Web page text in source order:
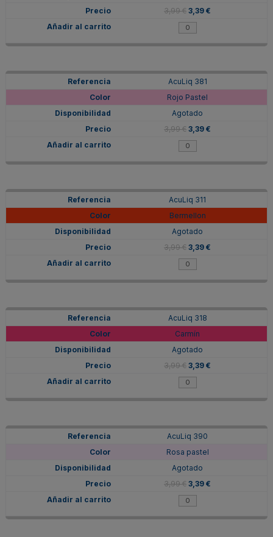
3,99 € 3,39 €
AcuLiq 381
Rojo Pastel
Agotado
3,99 € 3,39 €
AcuLiq 311
Bermellon
Agotado
3,99 € 3,39 €
AcuLiq 318
Carmín
Agotado
3,99 € 3,39 €
AcuLiq 390
Rosa pastel
Agotado
3,99 € 3,39 €